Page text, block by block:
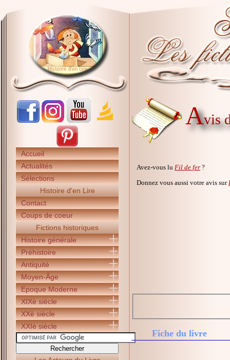
Accueil
Actualités
Sélections
Histoire d'en Lire
Contact
Coups de coeur
Fictions historiques
Histoire générale
Préhistoire
Antiquité
Moyen-Âge
Epoque Moderne
XIXè siècle
XXè siècle
XXIè siècle
Avis
Avez-vous lu Fil de fer ?
Donnez vous aussi votre avis sur
Fiche du livre